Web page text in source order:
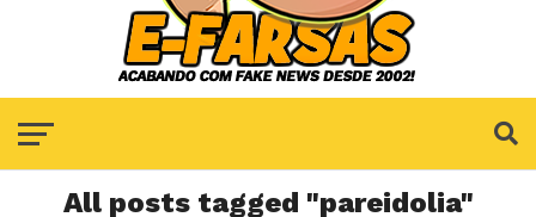
All posts tagged "pareidolia"